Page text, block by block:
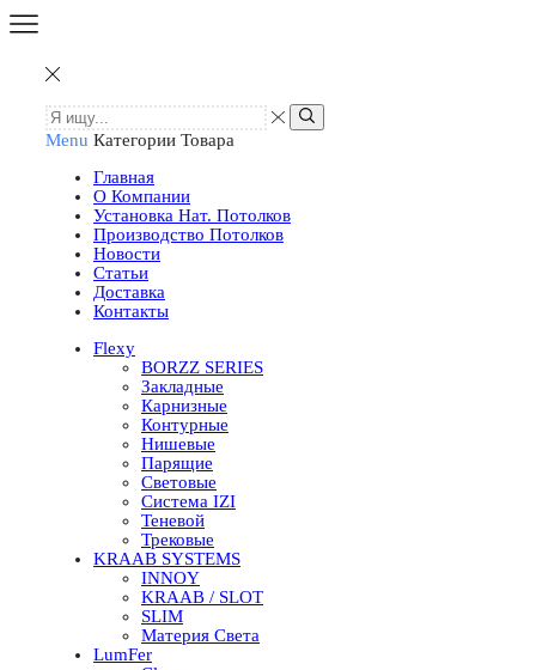
Menu Категории Товара
Главная
О Компании
Установка Нат. Потолков
Производство Потолков
Новости
Статьи
Доставка
Контакты
Flexy
BORZZ SERIES
Закладные
Карнизные
Контурные
Нишевые
Парящие
Световые
Система IZI
Теневой
Трековые
KRAAB SYSTEMS
INNOY
KRAAB / SLOT
SLIM
Материя Света
LumFer